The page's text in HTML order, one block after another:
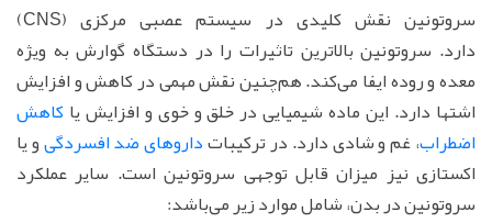
سروتونین نقش کلیدی در سیستم عصبی مرکزی (CNS)
دارد. سروتونین بالاترین تاثیرات را در دستگاه گوارش به ویژه
معده و روده ایفا می‌کند. هم‌چنین نقش مهمی در کاهش و افزایش
اشتها دارد. این ماده شیمیایی در خلق و خوی و افزایش یاکاهش
اضطراب، غم و شادی دارد. در ترکیباتداروهای ضد افسردگیو یا
اکستازی نیز میزان قابل توجهی سروتونین است. سایر عملکرد
سروتونین در بدن، شامل موارد زیر می‌باشد: